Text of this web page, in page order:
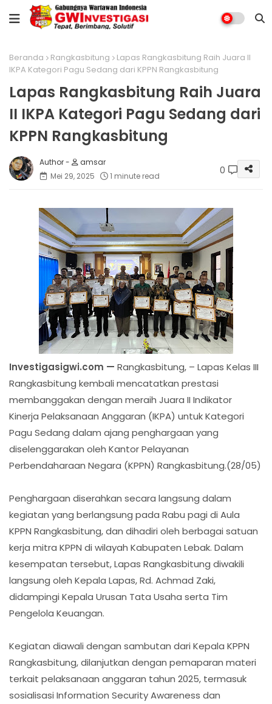
Beranda Rangkasbitung
Lapas Rangkasbitung Raih Juara II
IKPA Kategori Pagu Sedang dari KPPN Rangkasbitung
Lapas Rangkasbitung Raih Juara
II IKPA Kategori Pagu Sedang dari
KPPN Rangkasbitung
amsar
Mei 29, 2025
1 minute read 0
Investigasigwi.com — Rangkasbitung, – Lapas Kelas III
Rangkasbitung kembali mencatatkan prestasi
membanggakan dengan meraih Juara II Indikator
Kinerja Pelaksanaan Anggaran (IKPA) untuk Kategori
Pagu Sedang dalam ajang penghargaan yang
diselenggarakan oleh Kantor Pelayanan
Perbendaharaan Negara (KPPN) Rangkasbitung.(28/05)
Penghargaan diserahkan secara langsung dalam
kegiatan yang berlangsung pada Rabu pagi di Aula
KPPN Rangkasbitung, dan dihadiri oleh berbagai satuan
kerja mitra KPPN di wilayah Kabupaten Lebak. Dalam
kesempatan tersebut, Lapas Rangkasbitung diwakili
langsung oleh Kepala Lapas, Rd. Achmad Zaki,
didampingi Kepala Urusan Tata Usaha serta Tim
Pengelola Keuangan.
Kegiatan diawali dengan sambutan dari Kepala KPPN
Rangkasbitung, dilanjutkan dengan pemaparan materi
terkait pelaksanaan anggaran tahun 2025, termasuk
sosialisasi Information Security Awareness dan